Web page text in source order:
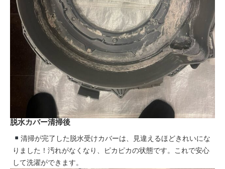
脱水カバー清掃後
清掃が完了した脱水受けカバーは、見違えるほどきれいにな
りました！汚れがなくなり、ピカピカの状態です。これで安心
して洗濯ができます。